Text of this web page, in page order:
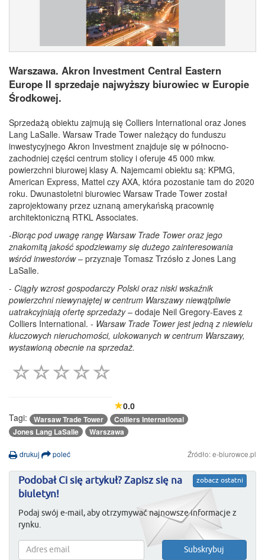
Warszawa. Akron Investment Central Eastern
Europe II sprzedaje najwyższy biurowiec w Europie
Środkowej.
Sprzedażą obiektu zajmują się Colliers International oraz Jones
Lang LaSalle. Warsaw Trade Tower należący do funduszu
inwestycyjnego Akron Investment znajduje się w północno-
zachodniej części centrum stolicy i oferuje 45 000 mkw.
powierzchni biurowej klasy A. Najemcami obiektu są: KPMG,
American Express, Mattel czy AXA, która pozostanie tam do 2020
roku. Dwunastoletni biurowiec Warsaw Trade Tower został
zaprojektowany przez uznaną amerykańską pracownię
architektoniczną RTKL Associates.
-Biorąc pod uwagę rangę Warsaw Trade Tower oraz jego
znakomitą jakość spodziewamy się dużego zainteresowania
wśród inwestorów– przyznaje Tomasz Trzósło z Jones Lang
LaSalle.
- Ciągły wzrost gospodarczy Polski oraz niski wskaźnik
powierzchni niewynajętej w centrum Warszawy niewątpliwie
uatrakcyjniają ofertę sprzedaży– dodaje Neil Gregory-Eaves z
Colliers International. - Warsaw Trade Tower jest jedną z niewielu
kluczowych nieruchomości, ulokowanych w centrum Warszawy,
wystawioną obecnie na sprzedaż.
0.0
Tagi:
Warsaw Trade Tower
Colliers International
Jones Lang LaSalle
Warszawa
drukuj poleć Źródło: e-biurowce.pl
zobacz ostatni
Podobał Ci się artykuł? Zapisz się na
biuletyn!
Podaj swój e-mail, aby otrzymywać najnowsze informacje z
rynku.